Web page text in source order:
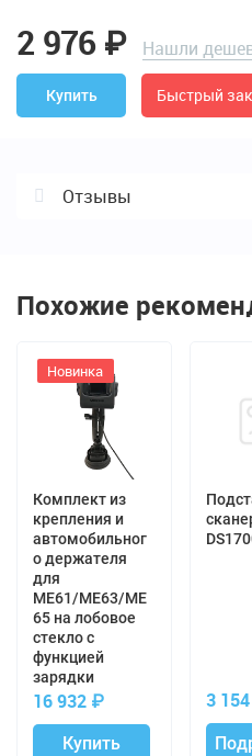
2 976₽ Нашли
Купить Быстрый
Отзывы
БЕЗ ГТД
20%
Сортировать по:
Нет отзывов. Оставьте
первым!
Похожие
Новинка
Комплект из
крепления и
автомобильног
о держателя
для
ME61/ME63/ME
65 на лобовое
стекло с
функцией
зарядки
16 932 ₽
Купить
3 154